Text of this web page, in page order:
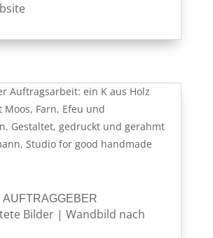
AUFTRAGGEBER
Bilder| Wandbild nach